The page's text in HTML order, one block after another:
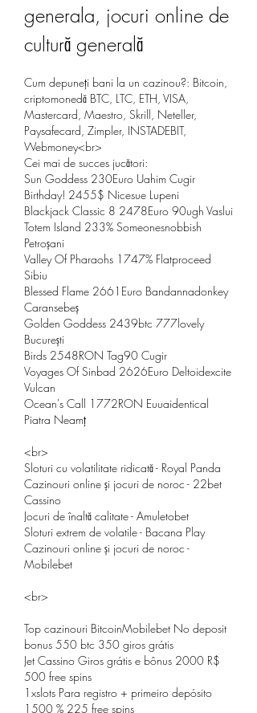
generala, jocuri online de
cultură generală
Cum depuneți bani la un cazinou?: Bitcoin,
criptomonedă BTC, LTC, ETH, VISA,
Mastercard, Maestro, Skrill, Neteller,
Paysafecard, Zimpler, INSTADEBIT,
Webmoney<br>
Cei mai de succes jucători:
Sun Goddess 230Euro Uahim Cugir
Birthday! 2455$ Nicesue Lupeni
Totem Island 233% Someonesnobbish
Petroșani
Valley Of Pharaohs 1747% Flatproceed
Sibiu
Blessed Flame 2661Euro Bandannadonkey
Caransebeș
Golden Goddess 2439btc 777lovely
București
Birds 2548RON Tag90 Cugir
Voyages Of Sinbad 2626Euro Deltoidexcite
Vulcan
Ocean's Call 1772RON Euuaidentical
Piatra Neamț
<br>
Sloturi cu volatilitate ridicată - Royal Panda
Cazinouri online și jocuri de noroc - 22bet
Cassino
Jocuri de înaltă calitate - Amuletobet
Sloturi extrem de volatile - Bacana Play
Cazinouri online și jocuri de noroc -
Mobilebet
<br>
Top cazinouri BitcoinMobilebet No deposit
bonus 550 btc 350 giros grátis
Jet Cassino Giros grátis e bônus 2000 R$
500 free spins
1xslots Para registro + primeiro depósito
1500 % 225 free spins